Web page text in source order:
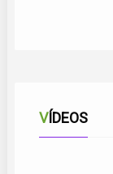
VÍDEOS